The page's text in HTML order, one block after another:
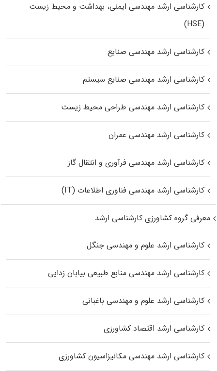
کارشناسی ارشد مهندسی ایمنی، بهداشت و محیط زیست
(HSE)
کارشناسی ارشد مهندسی صنایع
کارشناسی ارشد مهندسی صنایع سیستم
کارشناسی ارشد مهندسی طراحی محیط زیست
کارشناسی ارشد مهندسی عمران
کارشناسی ارشد مهندسی فرآوری و انتقال گاز
کارشناسی ارشد مهندسی فناوری اطلاعات (IT)
معرفی گروه کشاورزی کارشناسی ارشد
کارشناسی ارشد علوم و مهندسی جنگل
کارشناسی ارشد مهندسی منابع طبیعی بیابان زدایی
کارشناسی ارشد علوم و مهندسی باغبانی
کارشناسی ارشد اقتصاد کشاورزی
کارشناسی ارشد مهندسی مکانیزاسیون کشاورزی